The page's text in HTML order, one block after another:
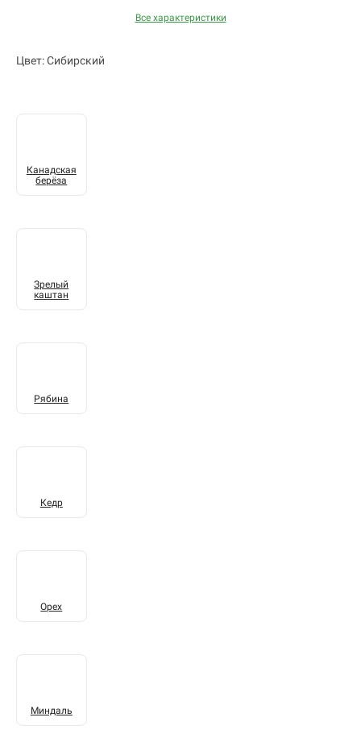
Все характеристики
Цвет: Сибирский
Канадская
берёза
Зрелый
каштан
Рябина
Кедр
Орех
Миндаль